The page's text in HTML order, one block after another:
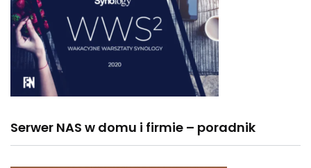
Serwer NAS w domu i firmie – poradnik